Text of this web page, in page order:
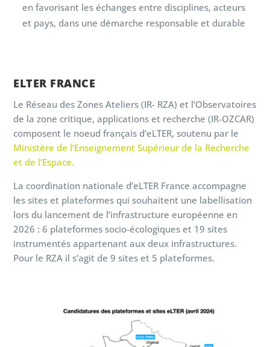
en favorisant les échanges entre disciplines, acteurs
et pays, dans une démarche responsable et durable
ELTER FRANCE
Le Réseau des Zones Ateliers (IR- RZA) et l’Observatoires
de la zone critique, applications et recherche (IR-OZCAR)
composent le noeud français d’eLTER, soutenu par le
Ministère de l’Enseignement Supérieur de la Recherche
et de l’Espace.
La coordination nationale d’eLTER France accompagne
les sites et plateformes qui souhaitent une labellisation
lors du lancement de l’infrastructure européenne en
2026 : 6 plateformes socio-écologiques et 19 sites
instrumentés appartenant aux deux infrastructures.
Pour le RZA il s’agit de 9 sites et 5 plateformes.